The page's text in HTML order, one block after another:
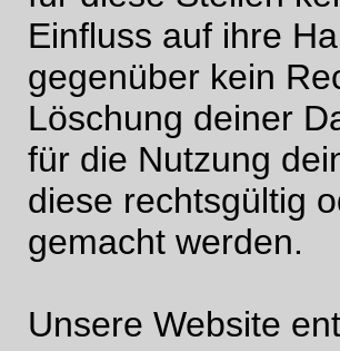
Einfluss auf ihre
gegenüber kein
Löschung deiner
für die Nutzung
diese rechtsgültig
Unsere Website